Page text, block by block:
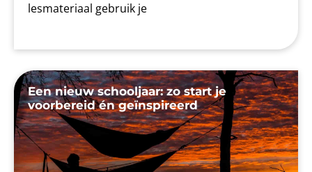
lesmateriaal gebruik je
Een nieuw schooljaar: zo start je
voorbereid én geïnspireerd